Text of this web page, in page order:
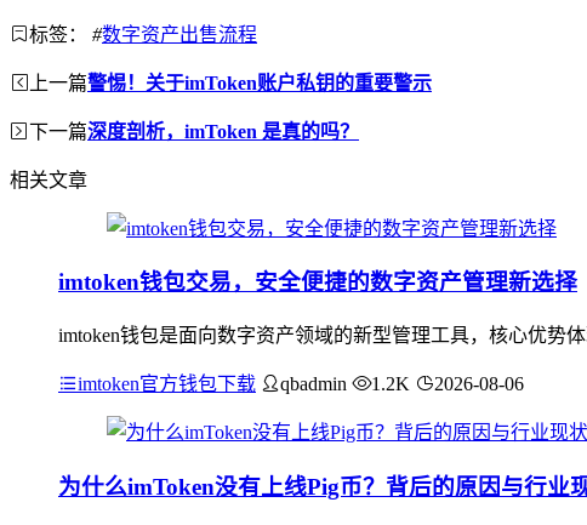
标签： #数字资产出售流程
上一篇警惕！关于imToken账户私钥的重要警示
下一篇深度剖析，imToken 是真的吗？
相关文章
imtoken钱包交易，安全便捷的数字资产管理新选择
imtoken钱包是面向数字资产领域的新型管理工具，核心优势
imtoken官方钱包下载 qbadmin 1.2K 2026-08-06
为什么imToken没有上线Pig币？背后的原因与行业